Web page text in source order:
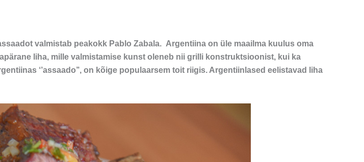
valmistab peakokk Pablo Zabala. Argentiina on üle maailma kuulus oma
liha, mille valmistamise kunst oleneb nii grilli konstruktsioonist, kui ka
‘’assaado’’, on kõige populaarsem toit riigis. Argentiinlased eelistavad liha